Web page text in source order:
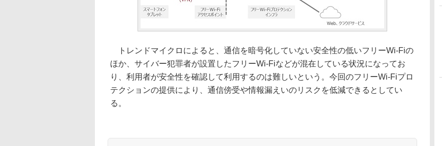
トレンドマイクロによると、通信を暗号化していない安全性の低いフリーWi-Fiの
ほか、サイバー犯罪者が設置したフリーWi-Fiなどが混在している状況になってお
り、利用者が安全性を確認して利用するのは難しいという。今回のフリーWi-Fiプロ
テクションの提供により、通信傍受や情報漏えいのリスクを低減できるとしてい
る。